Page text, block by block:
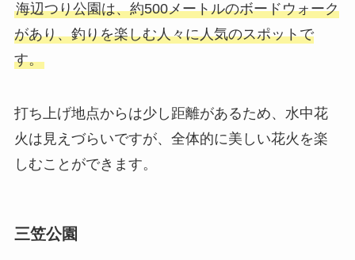
海辺つり公園は、約500メートルのボードウォーク
があり、釣りを楽しむ人々に人気のスポットで
す。
打ち上げ地点からは少し距離があるため、水中花
火は見えづらいですが、全体的に美しい花火を楽
しむことができます。
三笠公園